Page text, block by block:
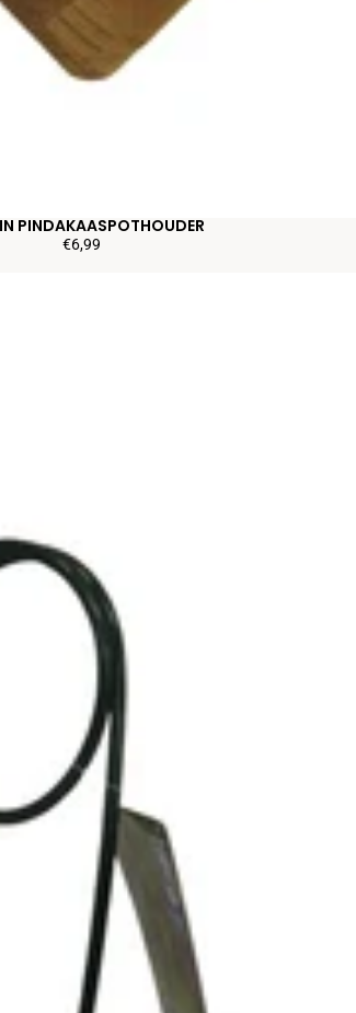
PINDAKAASPOTHOUDER
€6,99